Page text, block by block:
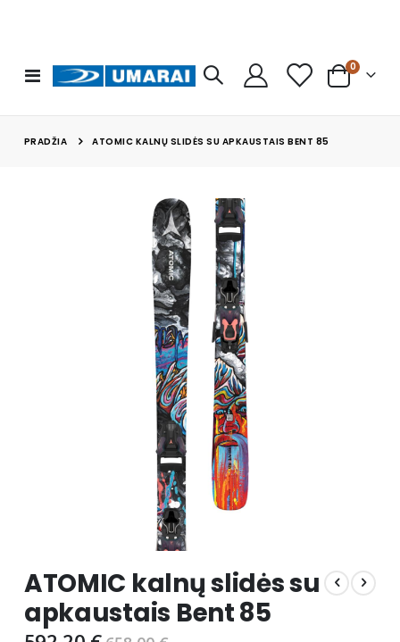
Toggle
Nav
Cart
0prekės
PRADŽIA ATOMIC KALNŲ SLIDĖS SU APKAUSTAIS BENT 85
to
the
beginning
of
ATOMIC kalnų slidės su
apkaustais Bent 85